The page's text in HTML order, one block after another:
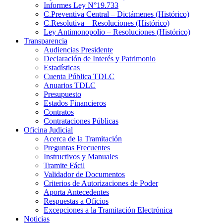
Informes Ley N°19.733
C.Preventiva Central – Dictámenes (Histórico)
C.Resolutiva – Resoluciones (Histórico)
Ley Antimonopolio – Resoluciones (Histórico)
Transparencia
Audiencias Presidente
Declaración de Interés y Patrimonio
Estadísticas
Cuenta Pública TDLC
Anuarios TDLC
Presupuesto
Estados Financieros
Contratos
Contrataciones Públicas
Oficina Judicial
Acerca de la Tramitación
Preguntas Frecuentes
Instructivos y Manuales
Tramite Fácil
Validador de Documentos
Criterios de Autorizaciones de Poder
Aporta Antecedentes
Respuestas a Oficios
Excepciones a la Tramitación Electrónica
Noticias